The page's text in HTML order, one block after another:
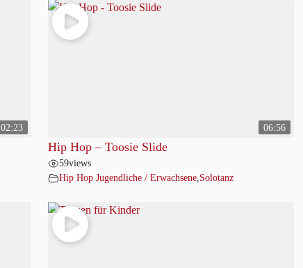
02:23 06:56
Hip Hop – Toosie Slide
59views
Hip Hop Jugendliche / Erwachsene, Solotanz